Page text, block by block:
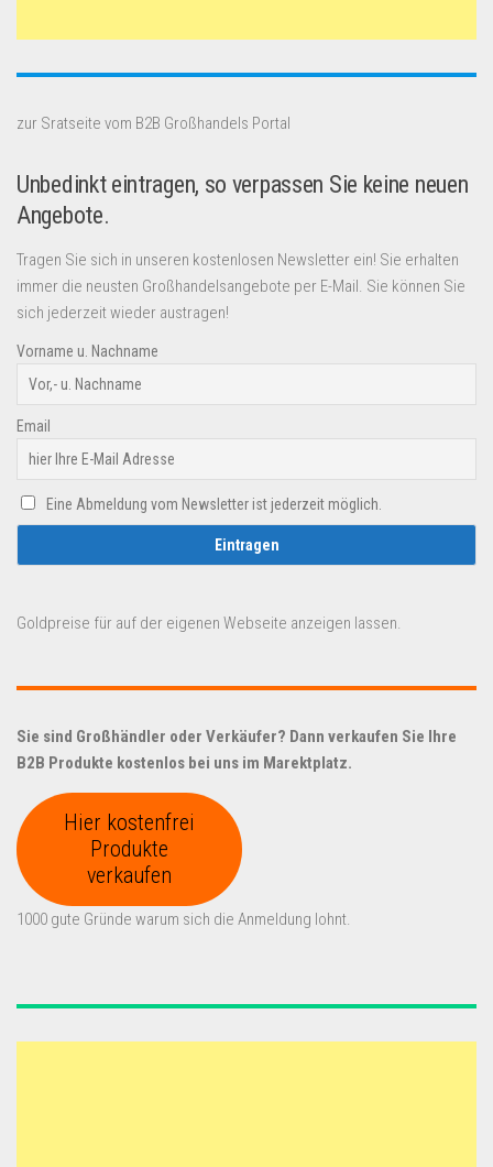
zur Sratseite vom B2B Großhandels Portal
Unbedinkt eintragen, so verpassen Sie keine neuen
Angebote.
Tragen Sie sich in unseren kostenlosen Newsletter ein! Sie erhalten
immer die neusten Großhandelsangebote per E-Mail. Sie können Sie
sich jederzeit wieder austragen!
Vorname u. Nachname
Email
Eine Abmeldung vom Newsletter ist jederzeit möglich.
Goldpreise für auf der eigenen Webseite anzeigen lassen.
Sie sind Großhändler oder Verkäufer? Dann verkaufen Sie Ihre
B2B Produkte kostenlos bei uns im Marektplatz.
Hier kostenfrei
Produkte
verkaufen
1000 gute Gründe warum sich die Anmeldung lohnt.